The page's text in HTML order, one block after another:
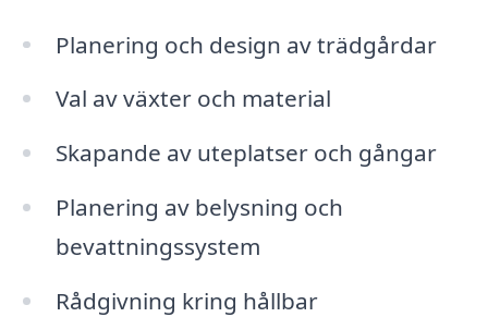
Planering och design av trädgårdar
Val av växter och material
Skapande av uteplatser och gångar
Planering av belysning och
bevattningssystem
Rådgivning kring hållbar